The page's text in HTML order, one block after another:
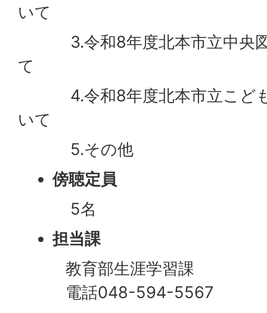
いて
3.令和8年度北本市立中央図
て
4.令和8年度北本市立こども
いて
5.その他
傍聴定員
5名
担当課
教育部生涯学習課
電話048-594-5567